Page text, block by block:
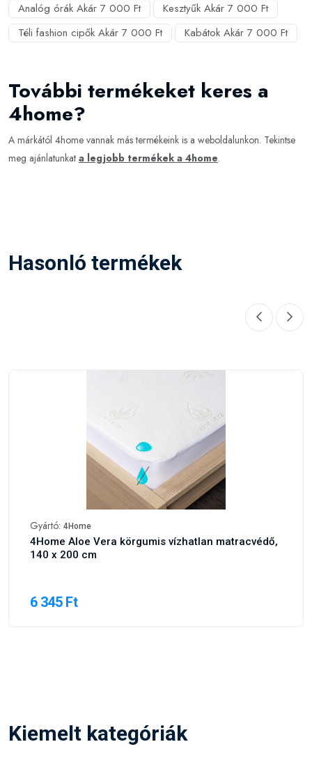
Analóg órák Akár 7 000 Ft
Kesztyűk Akár 7 000 Ft
Téli fashion cipők Akár 7 000 Ft
Kabátok Akár 7 000 Ft
További termékeket keres a
4home?
A márkától 4home vannak más termékeink is a weboldalunkon. Tekintse
meg ajánlatunkat a legjobb termékek a 4home.
Hasonló termékek
Gyártó: 4Home
4Home Aloe Vera körgumis vízhatlan matracvédő,
140 x 200 cm
6 345 Ft
Kiemelt kategóriák